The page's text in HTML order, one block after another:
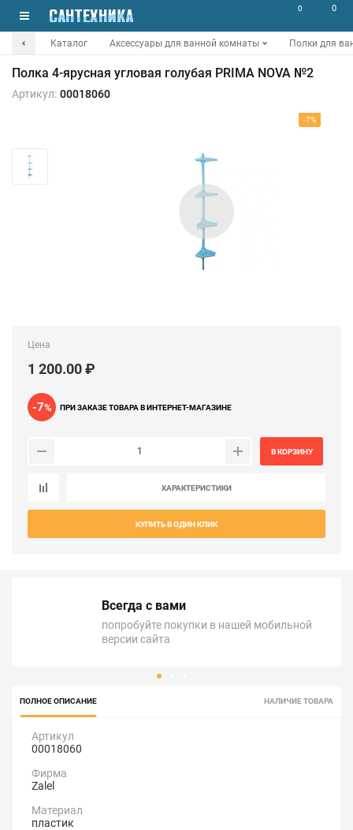
0 0
Каталог Аксессуары для ванной комнаты Полки для
Полка 4-ярусная угловая голубая PRIMA NOVA №2
Артикул: 00018060
-7%
Цена
1 200.00 ₽
-7% ПРИ ЗАКАЗЕ ТОВАРА В ИНТЕРНЕТ-МАГАЗИНЕ
В КОРЗИНУ
ХАРАКТЕРИСТИКИ
КУПИТЬ В ОДИН КЛИК
Всегда с вами
попробуйте покупки в нашей мобильной
версии сайта
ПОЛНОЕ ОПИСАНИЕ НАЛИЧИЕ ТОВАРА
Артикул
00018060
Фирма
Zalel
Материал
пластик